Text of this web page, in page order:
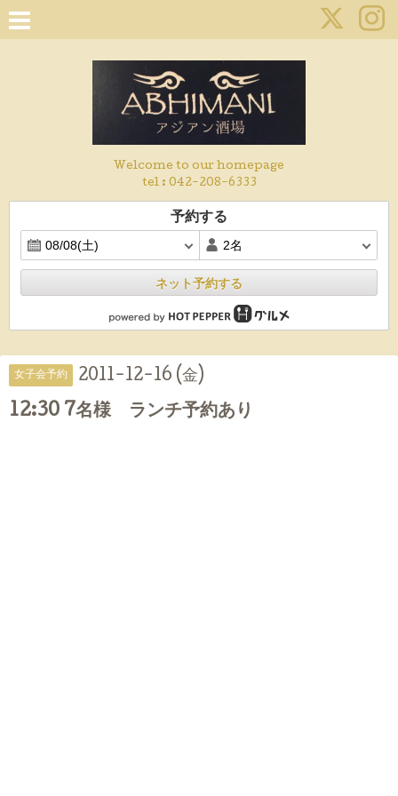
Welcome to our homepage
tel : 042-208-6333
予約する
ネット予約する
女子会予約 2011-12-16 (金)
12:30 7名様 ランチ予約あり